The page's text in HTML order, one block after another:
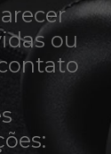
ou